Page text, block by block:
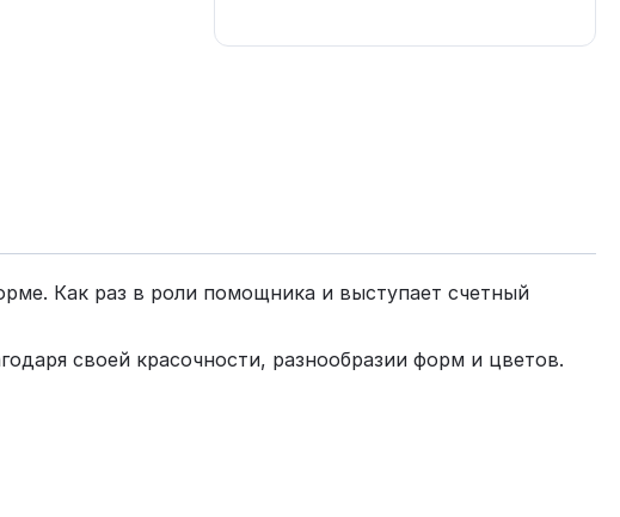
Как раз в роли помощника и выступает счетный
своей красочности, разнообразии форм и цветов.